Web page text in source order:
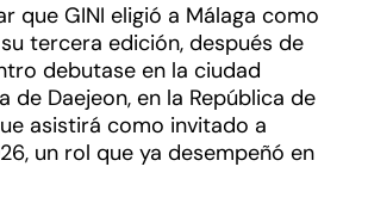
que GINI eligió a Málaga como
tercera edición, después de
debutase en la ciudad
de Daejeon, en la República de
asistirá como invitado a
un rol que ya desempeñó en